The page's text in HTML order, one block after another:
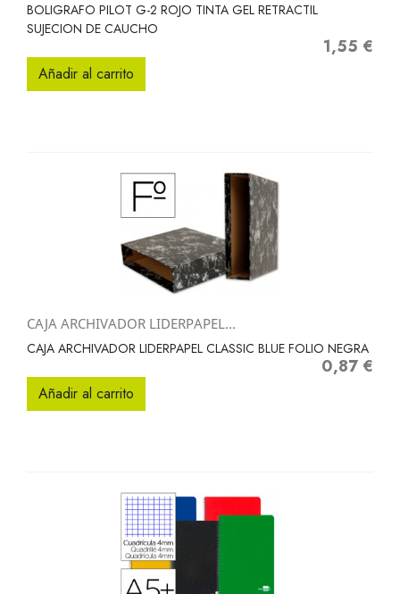
BOLIGRAFO PILOT G-2 ROJO TINTA GEL RETRACTIL
SUJECION DE CAUCHO
Precio
1,55 €
Añadir al carrito
CAJA ARCHIVADOR LIDERPAPEL...
CAJA ARCHIVADOR LIDERPAPEL CLASSIC BLUE FOLIO NEGRA
Precio
0,87 €
Añadir al carrito